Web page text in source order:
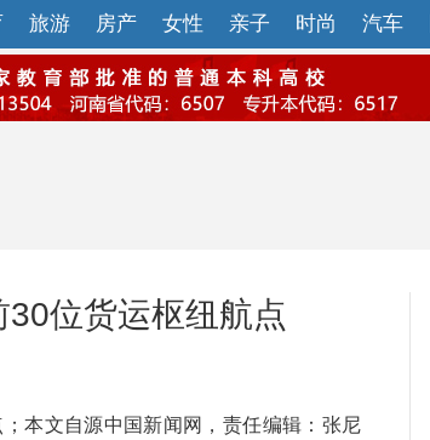
旅游 房产 女性 亲子 时尚 汽车
位货运枢纽航点
文自源中国新闻网，责任编辑：张尼